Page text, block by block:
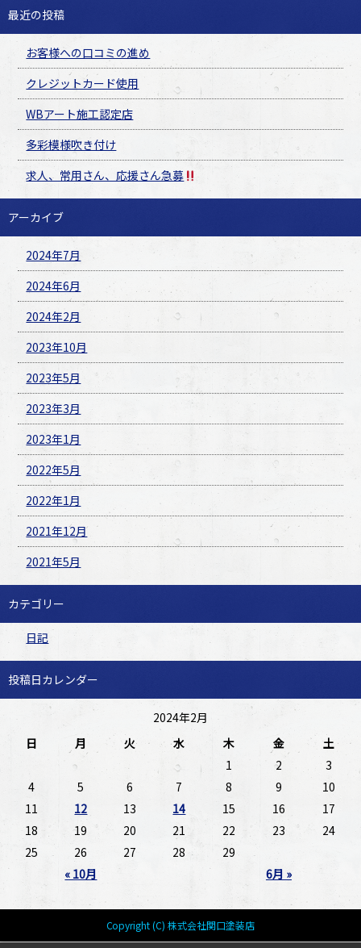
最近の投稿
お客様への口コミの進め
クレジットカード使用
WBアート施工認定店
多彩模様吹き付け
求人、常用さん、応援さん急募
アーカイブ
2024年7月
2024年6月
2024年2月
2023年10月
2023年5月
2023年3月
2023年1月
2022年5月
2022年1月
2021年12月
2021年5月
カテゴリー
日記
投稿日カレンダー
2024年2月
日
月 火 水 木 金 土
« 10月 6月 »
1 2
3
4
5 6 7 8 9
10
11
12 13 14 15 16
17
18
19 20 21 22 23
24
25
26 27 28 29
Copyright (C) 株式会社関口塗装店